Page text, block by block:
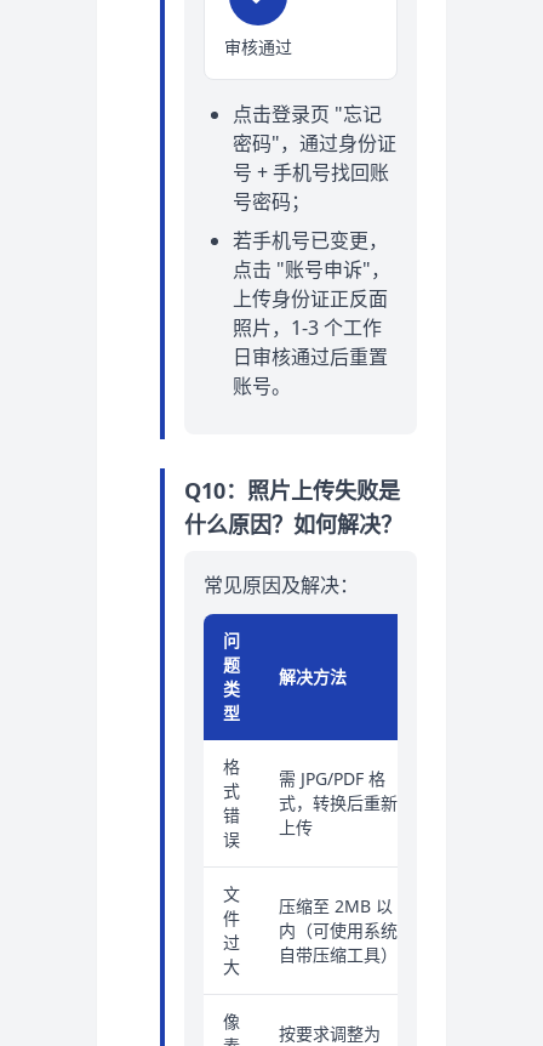
审核通过
点击登录页 "忘记
密码"，通过身份证
号 + 手机号找回账
号密码；
若手机号已变更，
点击 "账号申诉"，
上传身份证正反面
照片，1-3 个工作
日审核通过后重置
账号。
Q10：照片上传失败是
什么原因？如何解决？
常见原因及解决：
问
题
类
型
解决方法
格
式
错
误
需 JPG/PDF 格
式，转换后重新
上传
文
件
过
大
压缩至 2MB 以
内（可使用系统
自带压缩工具）
像
按要求调整为